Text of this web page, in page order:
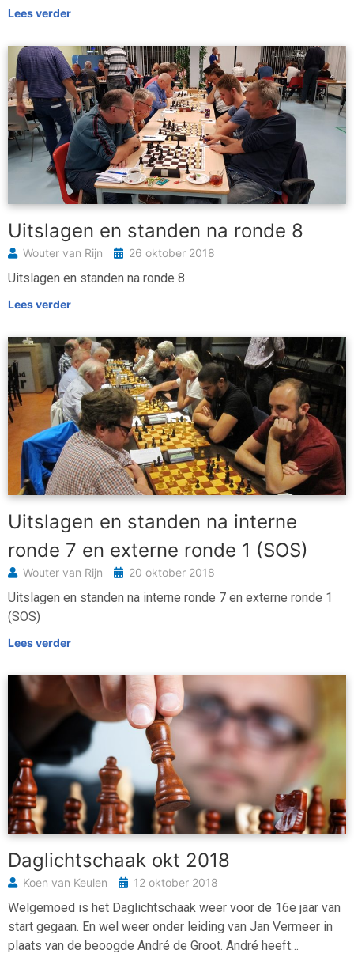
Lees verder
Uitslagen en standen na ronde 8
Wouter van Rijn 26 oktober 2018
Uitslagen en standen na ronde 8
Lees verder
Uitslagen en standen na interne
ronde 7 en externe ronde 1 (SOS)
Wouter van Rijn 20 oktober 2018
Uitslagen en standen na interne ronde 7 en externe ronde 1
(SOS)
Lees verder
Daglichtschaak okt 2018
Koen van Keulen 12 oktober 2018
Welgemoed is het Daglichtschaak weer voor de 16e jaar van
start gegaan. En wel weer onder leiding van Jan Vermeer in
plaats van de beoogde André de Groot. André heeft…